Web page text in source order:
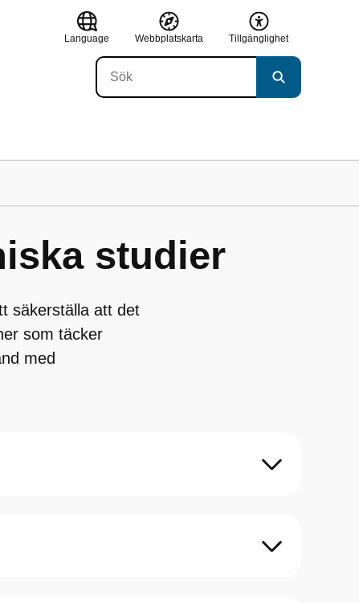
Language Webbplatskarta Tillgänglighet
studier
säkerställa att det
som täcker
med